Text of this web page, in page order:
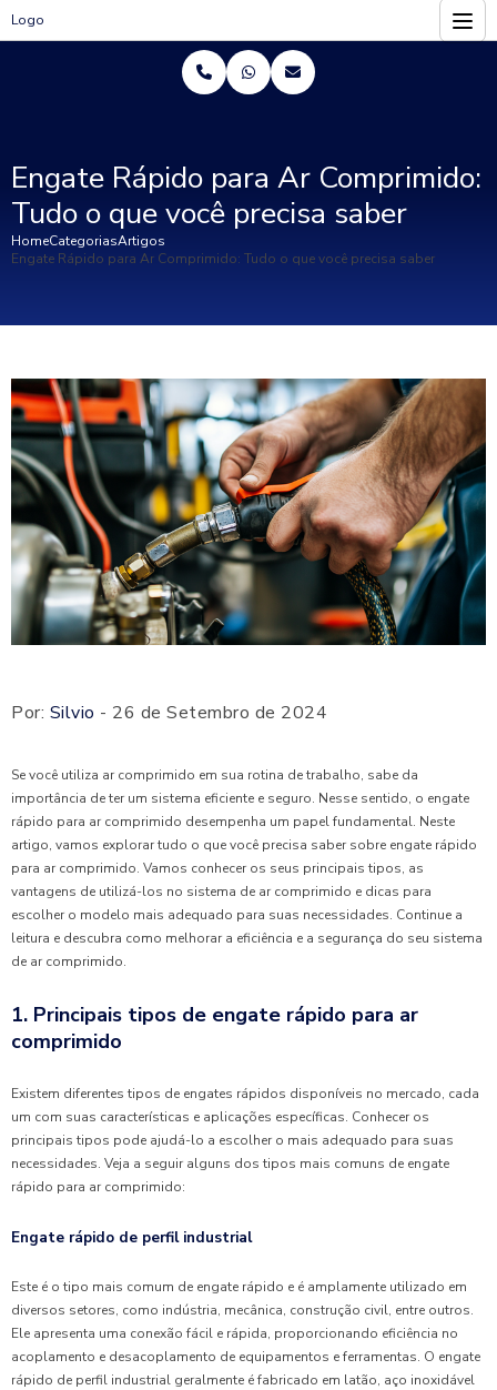
Logo
HomeCategoriasArtigos
Engate Rápido para Ar Comprimido: Tudo o que você precisa saber
Engate Rápido para Ar Comprimido:
Tudo o que você precisa saber
Por: Silvio - 26 de Setembro de 2024
Se você utiliza ar comprimido em sua rotina de trabalho, sabe da
importância de ter um sistema eficiente e seguro. Nesse sentido, o engate
rápido para ar comprimido desempenha um papel fundamental. Neste
artigo, vamos explorar tudo o que você precisa saber sobre engate rápido
para ar comprimido. Vamos conhecer os seus principais tipos, as
vantagens de utilizá-los no sistema de ar comprimido e dicas para
escolher o modelo mais adequado para suas necessidades. Continue a
leitura e descubra como melhorar a eficiência e a segurança do seu sistema
de ar comprimido.
1. Principais tipos de engate rápido para ar
comprimido
Existem diferentes tipos de engates rápidos disponíveis no mercado, cada
um com suas características e aplicações específicas. Conhecer os
principais tipos pode ajudá-lo a escolher o mais adequado para suas
necessidades. Veja a seguir alguns dos tipos mais comuns de engate
rápido para ar comprimido:
Engate rápido de perfil industrial
Este é o tipo mais comum de engate rápido e é amplamente utilizado em
diversos setores, como indústria, mecânica, construção civil, entre outros.
Ele apresenta uma conexão fácil e rápida, proporcionando eficiência no
acoplamento e desacoplamento de equipamentos e ferramentas. O engate
rápido de perfil industrial geralmente é fabricado em latão, aço inoxidável